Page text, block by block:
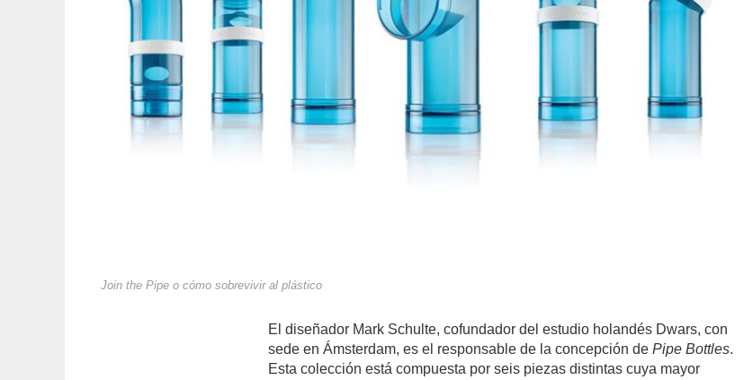
Join the Pipe o cómo sobrevivir al plástico
El diseñador Mark Schulte, cofundador del estudio holandés Dwars, con
sede en Ámsterdam, es el responsable de la concepción de Pipe Bottles.
Esta colección está compuesta por seis piezas distintas cuya mayor